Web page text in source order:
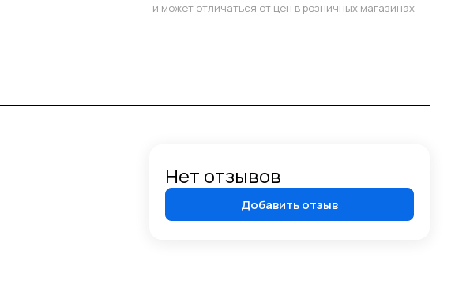
и может отличаться от цен в розничных магазинах
Нет отзывов
Добавить отзыв